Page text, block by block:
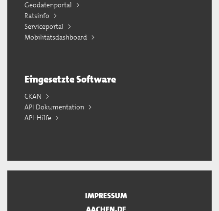
Geodatenportal
Ratsinfo
Serviceportal
Mobilitätsdashboard
Eingesetzte Software
CKAN
API Dokumentation
API-Hilfe
IMPRESSUM